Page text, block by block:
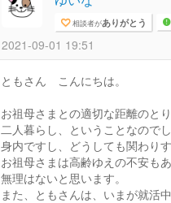
相談者がありがとう
2021-09-01 19:51
ともさん こんにちは。
お祖母さまとの適切な距離のと
二人暮らし、ということなのでし
身内ですし、どうしても関わり
お祖母さまは高齢ゆえの不安も
無理はないと思います。
また、ともさんは、いまが就活